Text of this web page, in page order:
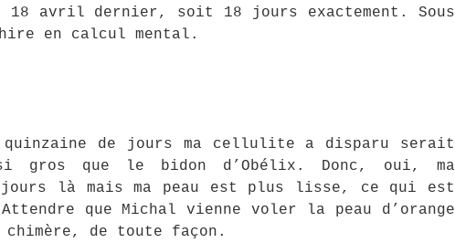
avril dernier, soit 18 jours exactement. Sous
en calcul mental.
quinzaine de jours ma cellulite a disparu serait
gros que le bidon d’Obélix. Donc, oui, ma
là mais ma peau est plus lisse, ce qui est
que Michal vienne voler la peau d’orange
de toute façon.